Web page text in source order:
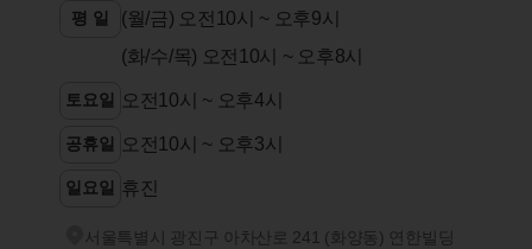
평 일
(월/금) 오전10시 ~ 오후9시
(화/수/목) 오전10시 ~ 오후8시
토요일 오전10시 ~ 오후4시
공휴일 오전10시 ~ 오후3시
일요일 휴진
서울특별시 광진구 아차산로 241 (화양동) 연한빌딩